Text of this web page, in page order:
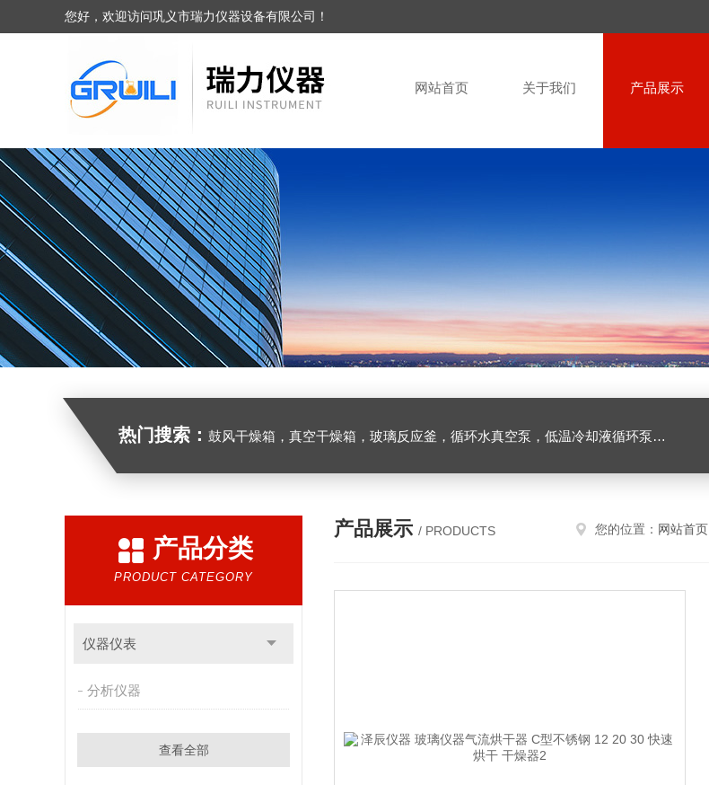
您好，欢迎访问巩义市瑞力仪器设备有限公司！
网站首页 关于我们 产品展示
热门搜索： 鼓风干燥箱，真空干燥箱，玻璃反应釜，循环水真空泵，低温冷却液循环泵，旋转蒸发器等实验仪器
产品分类
PRODUCT CATEGORY
仪器仪表
分析仪器
查看全部
产品展示 / PRODUCTS 您的位置： 网站首页